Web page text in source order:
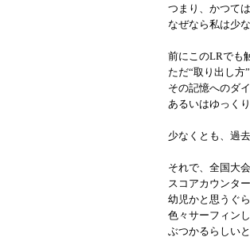
つまり、かつて
なぜなら私は少
前にこのLRでも
ただ“取り出し方
その記憶へのダ
あるいはゆっく
少なくとも、過
それで、全国大
スコアカウンタ
幼児かと思うぐ
色々サーフィン
ぶつかるらしい